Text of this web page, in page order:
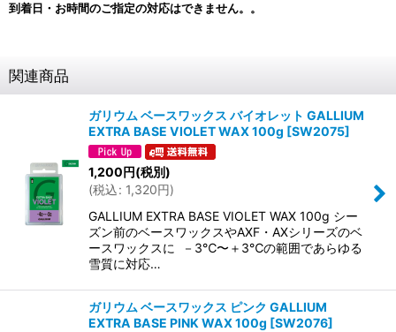
到着日・お時間のご指定の対応はできません。 。
関連商品
ガリウム ベースワックス バイオレット GALLIUM
EXTRA BASE VIOLET WAX 100g [SW2075]
1,200円(税別)
(税込: 1,320円)
GALLIUM EXTRA BASE VIOLET WAX 100g シー
ズン前のベースワックスやAXF・AXシリーズのベ
ースワックスに －3℃〜＋3℃の範囲であらゆる
雪質に対応…
ガリウム ベースワックス ピンク GALLIUM
EXTRA BASE PINK WAX 100g [SW2076]